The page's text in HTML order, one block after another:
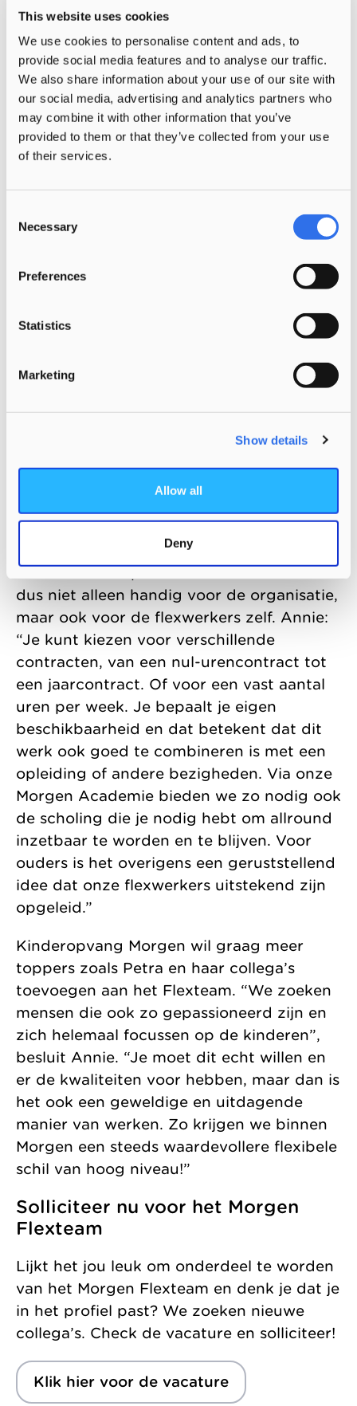
This website uses cookies
We use cookies to personalise content and ads, to
provide social media features and to analyse our traffic.
We also share information about your use of our site with
our social media, advertising and analytics partners who
may combine it with other information that you’ve
provided to them or that they’ve collected from your use
of their services.
Selection
Necessary
Preferences
Statistics
Marketing
Show details
Allow all
Deny
pakken.” “Je moet een beetje ‘dienstbaar’
zijn”, beaamt Petra. “Jezelf aanpassen aan
degene met wie je werkt.”
Er 100% voor de kinderen zijn
Kortom, als Flexteam-medewerker moet je
kinderen hebben en flexibel, open en
enthousiast zijn. Maar je krijgt er veel voor
terug, vindt Petra. “Wat mij vooral trekt in
deze vorm van werken: ik kan er 100%
voor de kinderen zijn. Met randzaken als
de administratie of inkoop hoef ik me niet
poppenhoek een kopje thee te drinken, vijf
is het ontzettend leuk om op verschillende
vestigingen te kijken en mee te draaien.
En als werken me een keer niet uitkomt,
kan ik in overleg met Annie altijd wel iets
dus niet alleen handig voor de organisatie,
maar ook voor de flexwerkers zelf. Annie:
“Je kunt kiezen voor verschillende
contracten, van een nul-urencontract tot
een jaarcontract. Of voor een vast aantal
uren per week. Je bepaalt je eigen
beschikbaarheid en dat betekent dat dit
werk ook goed te combineren is met een
opleiding of andere bezigheden. Via onze
Morgen Academie bieden we zo nodig ook
de scholing die je nodig hebt om allround
inzetbaar te worden en te blijven. Voor
ouders is het overigens een geruststellend
idee dat onze flexwerkers uitstekend zijn
opgeleid.”
Kinderopvang Morgen wil graag meer
toppers zoals Petra en haar collega’s
toevoegen aan het Flexteam. “We zoeken
mensen die ook zo gepassioneerd zijn en
zich helemaal focussen op de kinderen”,
besluit Annie. “Je moet dit echt willen en
er de kwaliteiten voor hebben, maar dan is
het ook een geweldige en uitdagende
manier van werken. Zo krijgen we binnen
Morgen een steeds waardevollere flexibele
schil van hoog niveau!”
Solliciteer nu voor het Morgen
Flexteam
Lijkt het jou leuk om onderdeel te worden
van het Morgen Flexteam en denk je dat je
in het profiel past? We zoeken nieuwe
collega’s. Check de vacature en solliciteer!
Klik hier voor de vacature